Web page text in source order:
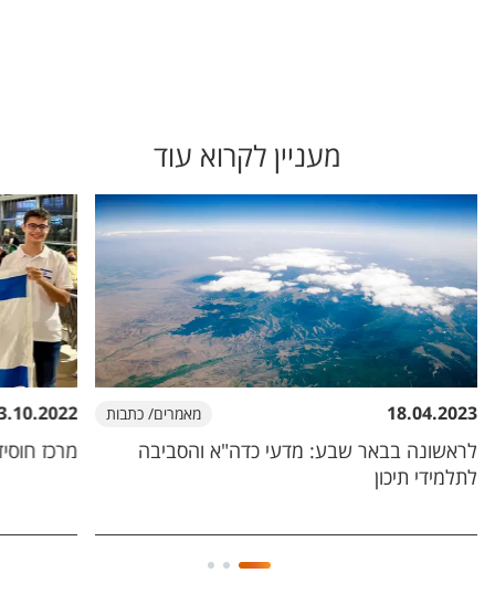
מעניין לקרוא עוד
18.04.2023 מאמרים/ כתבות
לראשונה בבאר שבע: מדעי כדה"א והסביבה
לתלמידי תיכון
מרכז